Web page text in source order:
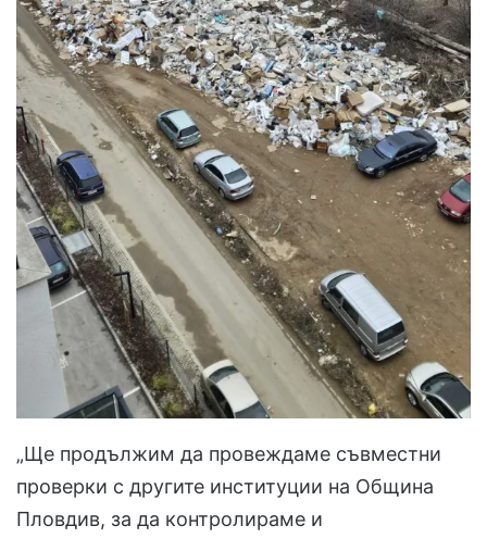
„Ще продължим да провеждаме съвместни
проверки с другите институции на Община
Пловдив, за да контролираме и